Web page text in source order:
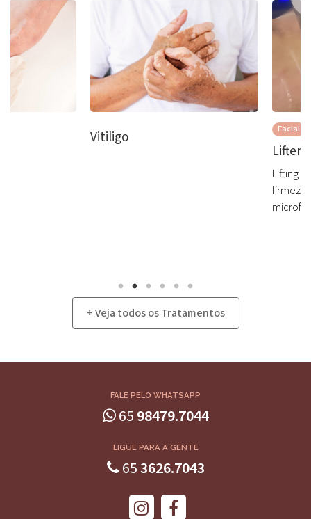
Vitiligo Facial
Lifting
firmeza
+ Veja todos os Tratamentos
FALE PELO WHATSAPP
6598479.7044
LIGUE PARA A GENTE
653626.7043